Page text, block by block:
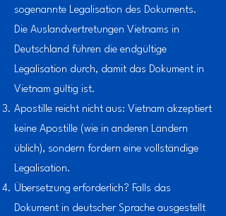
sogenannte Legalisation des Dokuments.
Die Auslandvertretungen Vietnams in
Deutschland führen die endgültige
Legalisation durch, damit das Dokument in
Vietnam gültig ist.
Apostille reicht nicht aus: Vietnam akzeptiert
keine Apostille (wie in anderen Ländern
üblich), sondern fordern eine vollständige
Legalisation.
Übersetzung erforderlich? Falls das
Dokument in deutscher Sprache ausgestellt